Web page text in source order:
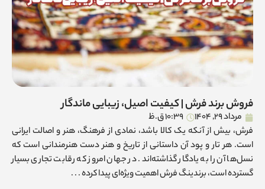
فروش برند فرش | کیفیت اصیل، زیبایی ماندگار
مرداد 29, 1404
10:39 ق.ظ
فرش، بیش از آنکه یک کالا باشد، نمادی از فرهنگ، هنر و اصالت ایرانی
است. هر تار و پود آن داستانی از تاریخ و هنر دست هنرمندانی است که
نسل‌ها آن را به یادگار گذاشته‌اند. در جهان امروز که رقابت تجاری بسیار
گسترده است، برندینگ فرش اهمیت ویژه‌ای پیدا کرده . . .